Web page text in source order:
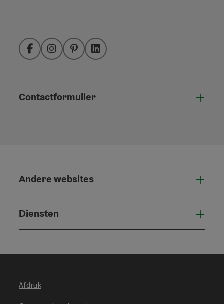
FacebookInstagramPinterestLinkedIn
Contactformulier
Andere websites
Diensten
Afdruk